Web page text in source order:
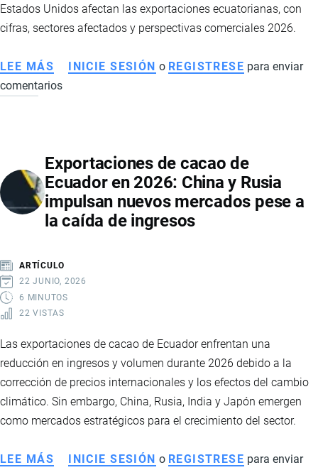
Estados Unidos afectan las exportaciones ecuatorianas, con
cifras, sectores afectados y perspectivas comerciales 2026.
LEE MÁS SOBRE
IMPACTO
ARANCELES
ENTRE
ECUADOR,
COLOMBIA
UNIDOS
INICIE SESIÓN o REGISTRESE para enviar
comentarios
Exportaciones de cacao de
Ecuador en 2026: China y Rusia
impulsan nuevos mercados pese a
la caída de ingresos
ARTÍCULO
22 JUNIO, 2026
6 MINUTOS
22 VISTAS
Las exportaciones de cacao de Ecuador enfrentan una
reducción en ingresos y volumen durante 2026 debido a la
corrección de precios internacionales y los efectos del cambio
climático. Sin embargo, China, Rusia, India y Japón emergen
como mercados estratégicos para el crecimiento del sector.
LEE MÁS SOBRE
INICIE SESIÓN o REGISTRESE para enviar